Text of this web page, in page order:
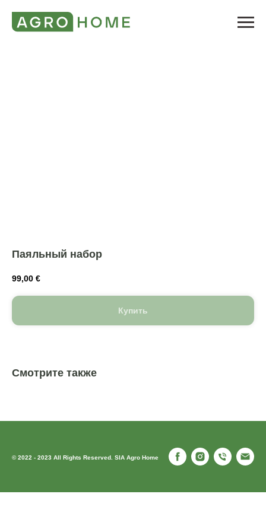
Паяльный набор
99,00 €
Купить
Смотрите также
© 2022 - 2023 All Rights Reserved. SIA Agro Home